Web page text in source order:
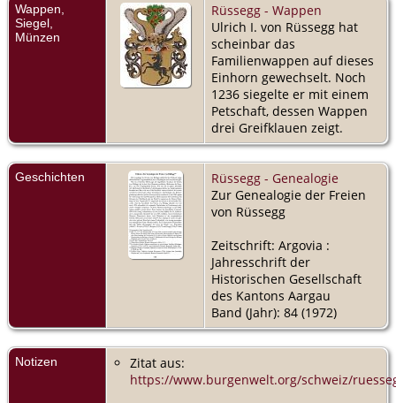
Wappen,
Siegel,
Münzen
Rüssegg - Wappen
Ulrich I. von Rüssegg hat
scheinbar das
Familienwappen auf dieses
Einhorn gewechselt. Noch
1236 siegelte er mit einem
Petschaft, dessen Wappen
drei Greifklauen zeigt.
Geschichten
Rüssegg - Genealogie
Zur Genealogie der Freien
von Rüssegg
Zeitschrift: Argovia :
Jahresschrift der
Historischen Gesellschaft
des Kantons Aargau
Band (Jahr): 84 (1972)
Notizen
Zitat aus:
https://www.burgenwelt.org/schweiz/